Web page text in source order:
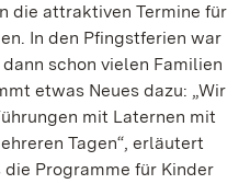
die attraktiven Termine für
In den Pfingstferien war
schon vielen Familien
etwas Neues dazu: „Wir
mit Laternen mit
Tagen“, erläutert
Programme für Kinder